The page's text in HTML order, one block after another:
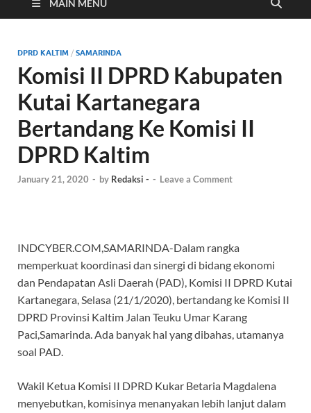
Cyber
MAIN MENU
DPRD KALTIM / SAMARINDA
Komisi II DPRD Kabupaten
Kutai Kartanegara
Bertandang Ke Komisi II
DPRD Kaltim
January 21, 2020 - by Redaksi - - Leave a Comment
INDCYBER.COM,SAMARINDA-Dalam rangka
memperkuat koordinasi dan sinergi di bidang ekonomi
dan Pendapatan Asli Daerah (PAD), Komisi II DPRD Kutai
Kartanegara, Selasa (21/1/2020), bertandang ke Komisi II
DPRD Provinsi Kaltim Jalan Teuku Umar Karang
Paci,Samarinda. Ada banyak hal yang dibahas, utamanya
soal PAD.
Wakil Ketua Komisi II DPRD Kukar Betaria Magdalena
menyebutkan, komisinya menanyakan lebih lanjut dalam